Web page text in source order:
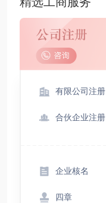
有限公司注册
合伙企业注册
企业核名
四章